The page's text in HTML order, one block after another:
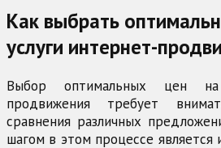
Как выбрать
услуги интернет-
Выбор оптимальных цен на
продвижения требует
сравнения различных
шагом в этом процессе является